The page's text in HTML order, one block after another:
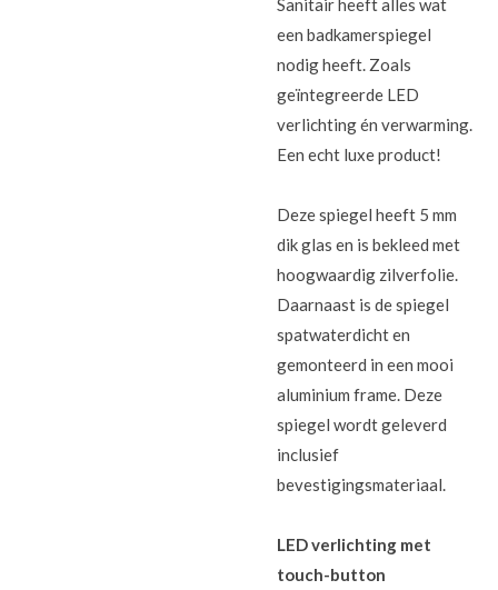
Sanitair heeft alles wat
een badkamerspiegel
nodig heeft. Zoals
geïntegreerde LED
verlichting én verwarming.
Een echt luxe product!
Deze spiegel heeft 5 mm
dik glas en is bekleed met
hoogwaardig zilverfolie.
Daarnaast is de spiegel
spatwaterdicht en
gemonteerd in een mooi
aluminium frame. Deze
spiegel wordt geleverd
inclusief
bevestigingsmateriaal.
LED verlichting met
touch-button